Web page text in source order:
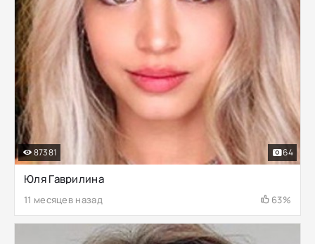
Юля Гаврилина
11 месяцев назад 63%
87381 64